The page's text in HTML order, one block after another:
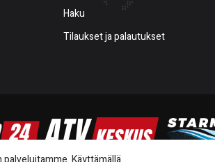
Haku
Tilaukset ja palautukset